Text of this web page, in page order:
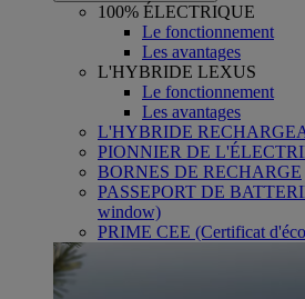
100% ÉLECTRIQUE
Le fonctionnement
Les avantages
L'HYBRIDE LEXUS
Le fonctionnement
Les avantages
L'HYBRIDE
PIONNIER DE
BORNES DE RECHARGE
PASSEPORT DE
window)
PRIME CEE (Certificat